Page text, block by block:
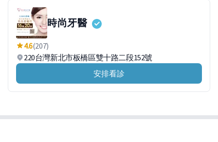
時尚牙醫
4.6(207)
220台灣新北市板橋區雙十路二段152號
安排看診